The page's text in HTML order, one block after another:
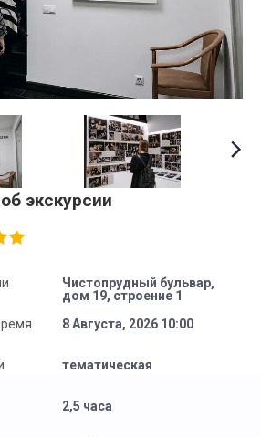
экскурсии
Чистопрудный бульвар,
дом 19, строение 1
8 Августа, 2026 10:00
тематическая
2,5 часа